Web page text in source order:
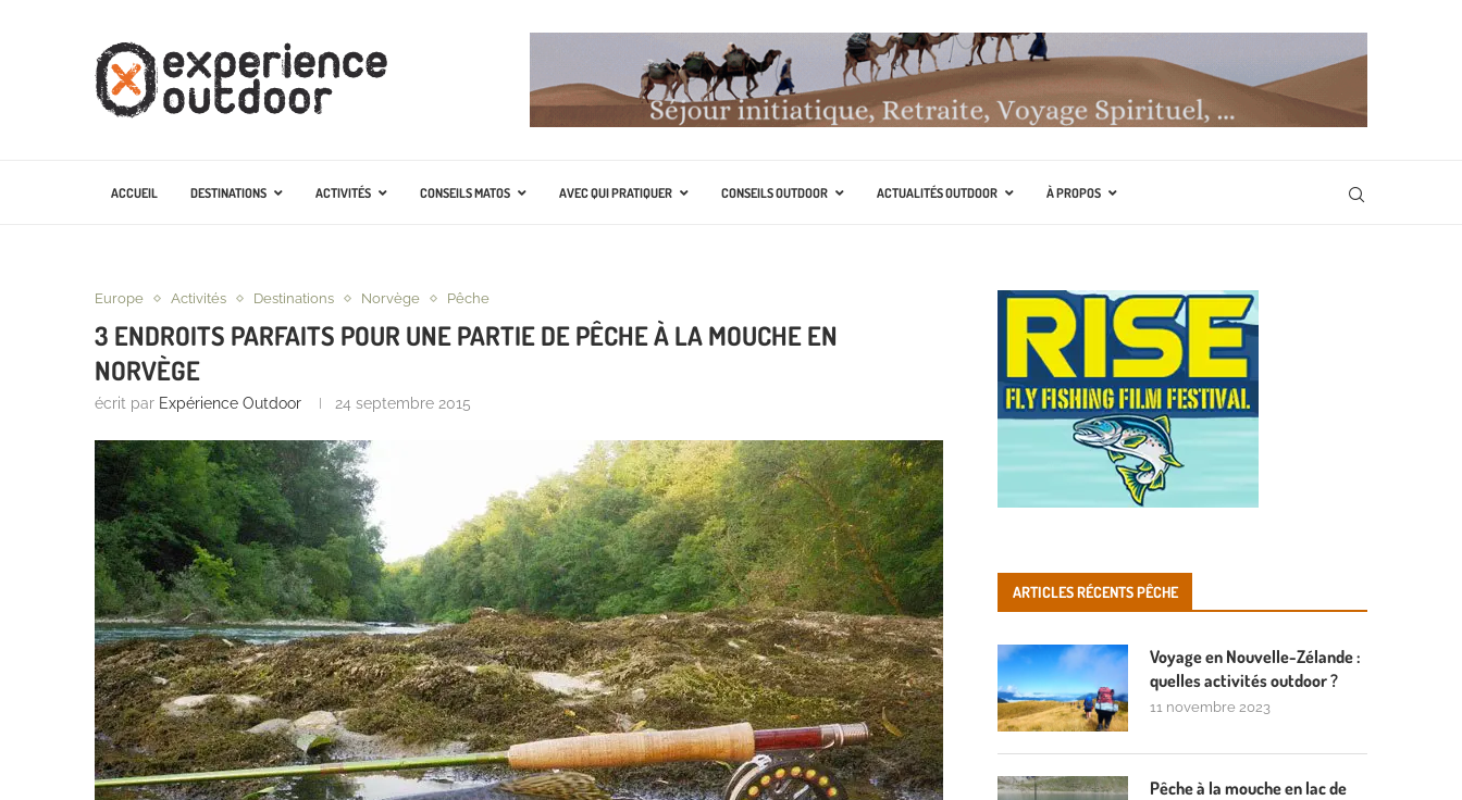
ACCUEIL DESTINATIONS ACTIVITÉS CONSEILS MATOS AVEC QUI PRATIQUER CONSEILS OUTDOOR ACTUALITÉS OUTDOOR À PROPOS
Europe Activités Destinations Norvège Pêche
3 ENDROITS PARFAITS POUR UNE PARTIE DE PÊCHE À LA MOUCHE EN
NORVÈGE
écrit par Expérience Outdoor 24 septembre 2015
ARTICLES RÉCENTS PÊCHE
Voyage en Nouvelle-Zélande :
quelles activités outdoor ?
11 novembre 2023
Pêche à la mouche en lac de